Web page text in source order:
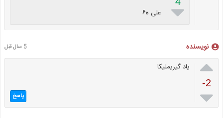
 علی ه۶
نویسنده 5 سال قبل

-2

یاد گیریملیکا
پاسخ